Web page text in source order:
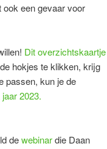
een gevaar voor
Dit overzichtskaartje
hokjes te klikken, krijg
passen, kun je de
jaar 2023.
dewebinardie Daan